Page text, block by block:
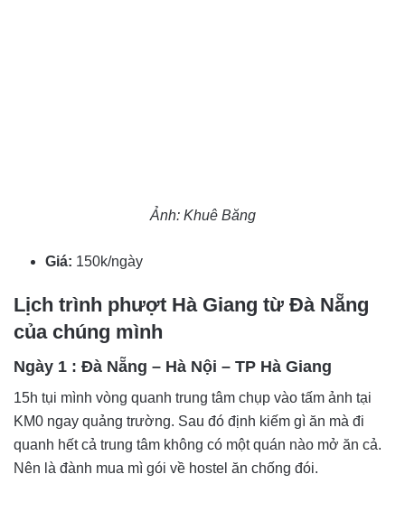
Ảnh: Khuê Băng
Giá: 150k/ngày
Lịch trình phượt Hà Giang từ Đà Nẵng
của chúng mình
Ngày 1 : Đà Nẵng – Hà Nội – TP Hà Giang
15h tụi mình vòng quanh trung tâm chụp vào tấm ảnh tại
KM0 ngay quảng trường. Sau đó định kiếm gì ăn mà đi
quanh hết cả trung tâm không có một quán nào mở ăn cả.
Nên là đành mua mì gói về hostel ăn chống đói.